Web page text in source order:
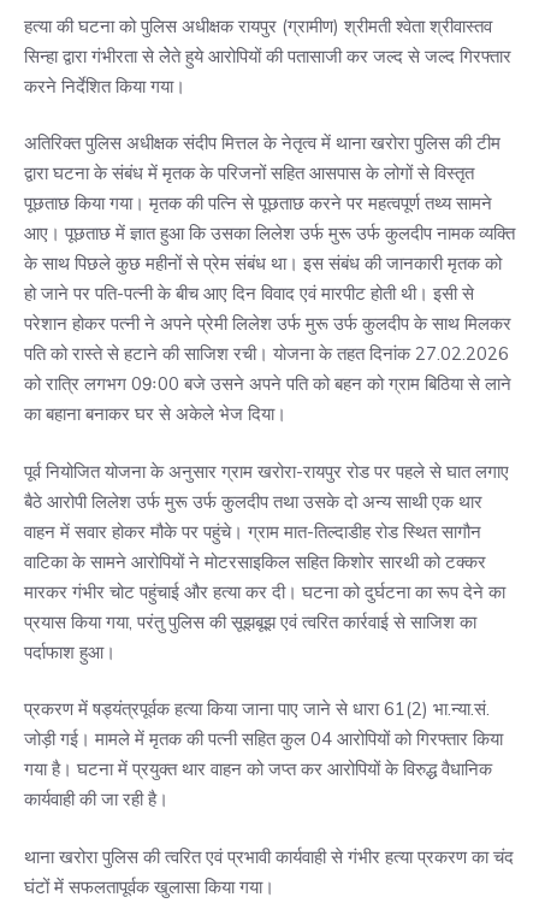
हत्या की घटना को पुलिस अधीक्षक रायपुर (ग्रामीण) श्रीमती श्वेता श्रीवास्तव
सिन्हा द्वारा गंभीरता से लेेते हुये आरोपियों की पतासाजी कर जल्द से जल्द गिरफ्तार
करने निर्देशित किया गया।
अतिरिक्त पुलिस अधीक्षक संदीप मित्तल के नेतृत्व में थाना खरोरा पुलिस की टीम
द्वारा घटना के संबंध में मृतक के परिजनों सहित आसपास के लोगों से विस्तृत
पूछताछ किया गया। मृतक की पत्नि से पूछताछ करने पर महत्वपूर्ण तथ्य सामने
आए। पूछताछ में ज्ञात हुआ कि उसका लिलेश उर्फ मुरू उर्फ कुलदीप नामक व्यक्ति
के साथ पिछले कुछ महीनों से प्रेम संबंध था। इस संबंध की जानकारी मृतक को
हो जाने पर पति-पत्नी के बीच आए दिन विवाद एवं मारपीट होती थी। इसी से
परेशान होकर पत्नी ने अपने प्रेमी लिलेश उर्फ मुरू उर्फ कुलदीप के साथ मिलकर
पति को रास्ते से हटाने की साजिश रची। योजना के तहत दिनांक 27.02.2026
को रात्रि लगभग 09ः00 बजे उसने अपने पति को बहन को ग्राम बिठिया से लाने
का बहाना बनाकर घर से अकेले भेज दिया।
पूर्व नियोजित योजना के अनुसार ग्राम खरोरा-रायपुर रोड पर पहले से घात लगाए
बैठे आरोपी लिलेश उर्फ मुरू उर्फ कुलदीप तथा उसके दो अन्य साथी एक थार
वाहन में सवार होकर मौके पर पहुंचे। ग्राम मात-तिल्दाडीह रोड स्थित सागौन
वाटिका के सामने आरोपियों ने मोटरसाइकिल सहित किशोर सारथी को टक्कर
मारकर गंभीर चोट पहुंचाई और हत्या कर दी। घटना को दुर्घटना का रूप देने का
प्रयास किया गया, परंतु पुलिस की सूझबूझ एवं त्वरित कार्रवाई से साजिश का
पर्दाफाश हुआ।
प्रकरण में षड्यंत्रपूर्वक हत्या किया जाना पाए जाने से धारा 61(2) भा.न्या.सं.
जोड़ी गई। मामले में मृतक की पत्नी सहित कुल 04 आरोपियों को गिरफ्तार किया
गया है। घटना में प्रयुक्त थार वाहन को जप्त कर आरोपियों के विरुद्ध वैधानिक
कार्यवाही की जा रही है।
थाना खरोरा पुलिस की त्वरित एवं प्रभावी कार्यवाही से गंभीर हत्या प्रकरण का चंद
घंटों में सफलतापूर्वक खुलासा किया गया।